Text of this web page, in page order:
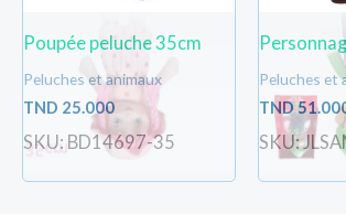
Poupée peluche 35cm
Peluches et animaux
TND 25.000
SKU: BD14697-35
Peluches et
TND
SKU: